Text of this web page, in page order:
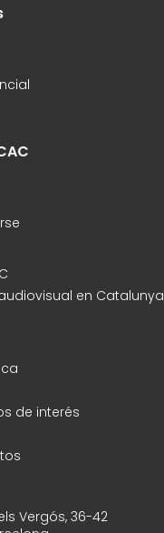
en Catalunya
de interés
Vergós, 36-42